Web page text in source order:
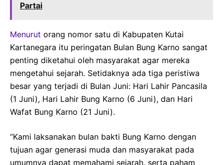
Partai
Menurut orang nomor satu di Kabupaten Kutai
Kartanegara itu peringatan Bulan Bung Karno sangat
penting diketahui oleh masyarakat agar mereka
mengetahui sejarah. Setidaknya ada tiga peristiwa
besar yang terjadi di Bulan Juni: Hari Lahir Pancasila
(1 Juni), Hari Lahir Bung Karno (6 Juni), dan Hari
Wafat Bung Karno (21 Juni).
“Kami laksanakan bulan bakti Bung Karno dengan
tujuan agar generasi muda dan masyarakat pada
umumnya dapat memahami sejarah, serta paham